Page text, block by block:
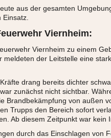
aus der gesamten
Viernheim:
Viernheim zu einem
meldeten der Leitstelle eine
drang bereits dichter
zunächst nicht sichtbar.
Brandbekämpfung von außen
Trupps den Bereich sofort
Ab diesem Zeitpunkt war kein
durch das Einschlagen von